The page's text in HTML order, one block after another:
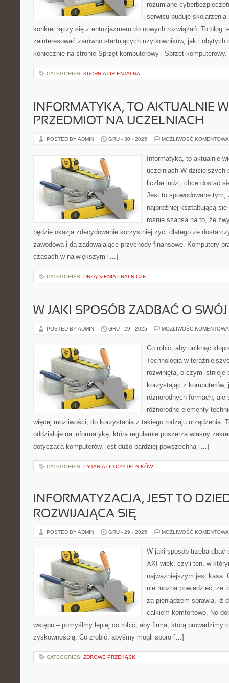
rozumiane
serwisu buduje
konkret łączy się z entuzjazmem do nowych rozwiązań. To blog
zainteresować zarówno startujących użytkowników, jak i obytych
koniecznie na stronie Sprzęt komputerowy i Sprzęt
CATEGORIES: KUCHNIA ORIENTALNA
INFORMATYKA, TO AKTUALNIE
PRZEDMIOT NA UCZELNIACH
POSTED BY ADMIN GRU - 30 - 2025 MOŻLIWOŚĆ
Informatyka, to aktualnie
uczelniach W dzisiejszych
liczba ludzi, chce dostać
Jest to spowodowane
najprężniej kształtującą
rośnie szansa na to, że
będzie okazja zdecydowanie korzystniej żyć, dlatego że
zawodową i da zadowalające przychody finansowe. Komputery
czasach w największym […]
CATEGORIES: URZĄDZENIA PRALNICZE
W JAKI SPOSÓB ZADBAĆ O
POSTED BY ADMIN GRU - 29 - 2025 MOŻLIWOŚĆ
Co robić, aby uniknąć
Technologia w
rozwinięta, o czym istnieje
korzystając z
różnorodnych formach, ale
różnorodne elementy
więcej możliwości, do korzystania z takiego rodzaju urządzenia.
oddziałuje na informatykę, która regularnie poszerza własny
dotycząca komputerów, jest dużo bardziej powszechna […]
CATEGORIES: PYTANIA OD CZYTELNIKÓW
INFORMATYZACJA, JEST TO
ROZWIJAJĄCA SIĘ
POSTED BY ADMIN GRU - 29 - 2025 MOŻLIWOŚĆ
W jaki sposób trzeba dbać
XXI wiek, czyli ten, w
najważniejszym jest kasa.
nie można powiedzieć, że
za pieniądzem sprawia, iż
całkiem komfortowo. No
wstępu – pomyślmy lepiej co robić, aby firma, którą prowadzimy
zyskownością. Co zrobić, abyśmy mogli sporo […]
CATEGORIES: ZDROWE PRZEKĄSKI